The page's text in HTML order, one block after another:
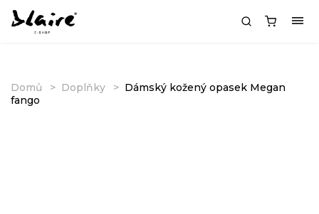
Domů Doplňky
Dámský kožený opasek Megan
fango